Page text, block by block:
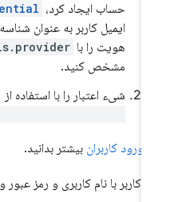
حساب ایجاد کرد،
ایمیل کاربر به عنوان شناسه
هویت را با
مشخص کنید.
شیء اعتبار را با استفاده از
ورود کاربرانبیشتر بدانید.
کاربر با نام کاربری و رمز عبور